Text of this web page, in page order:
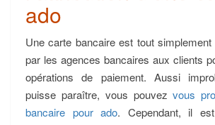
ado
Une carte bancaire est tout
par les agences bancaires aux clients
opérations de paiement. Aussi
puisse paraître, vous pouvezvous
bancaire pour ado. Cependant, il